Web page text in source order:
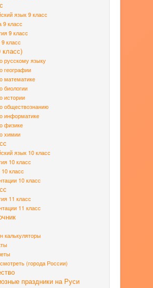
язык 9 класс
9 класс
9 класс
класс
русскому языку
географии
математике
биологии
истории
обществознанию
информатике
физике
химии
язык 10 класс
10 класс
класс
10 класс
11 класс
11 класс
калькуляторы
(города России)
праздники на Руси